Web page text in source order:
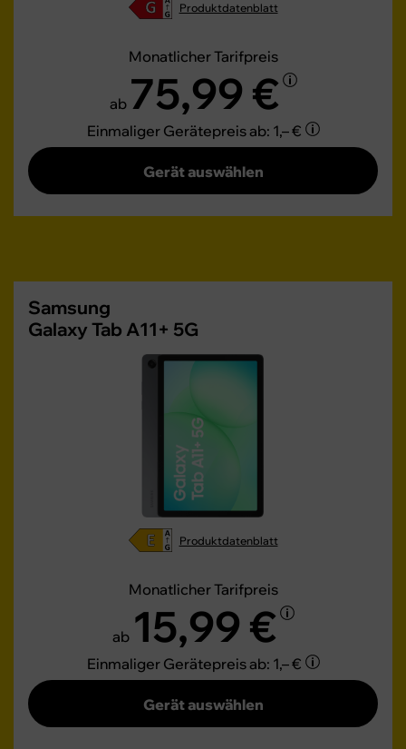
Produktdatenblatt
Monatlicher Tarifpreis
ab 75,99 €
Einmaliger Gerätepreisab: 1,– €
Gerät auswählen
Samsung
Galaxy Tab A11+ 5G
Produktdatenblatt
Monatlicher Tarifpreis
ab 15,99 €
Einmaliger Gerätepreisab: 1,– €
Gerät auswählen